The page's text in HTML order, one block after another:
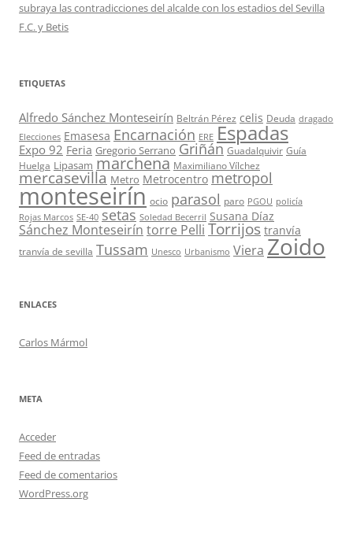
subraya las contradicciones del alcalde con los estadios del Sevilla
F.C. y Betis
ETIQUETAS
Alfredo Sánchez Monteseirín Beltrán Pérez celis Deuda dragado
Elecciones Emasesa Encarnación ERE Espadas
Expo 92 Feria Gregorio Serrano Griñán Guadalquivir Guía
Huelga Lipasam marchena Maximiliano Vílchez
mercasevilla Metro Metrocentro metropol
monteseirín ocio parasol paro PGOU policía
Rojas Marcos SE-40 setas Soledad Becerril Susana Díaz
Sánchez Monteseirín torre Pelli Torrijos tranvía
tranvía de sevilla Tussam Unesco Urbanismo Viera Zoido
ENLACES
Carlos Mármol
META
Acceder
Feed de entradas
Feed de comentarios
WordPress.org